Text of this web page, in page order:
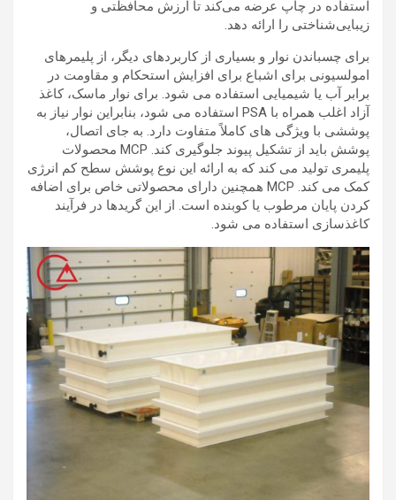
استفاده در چاپ عرضه می‌کند تا ارزش محافظتی و
زیبایی‌شناختی را ارائه دهد.
برای چسباندن نوار و بسیاری از کاربردهای دیگر، از پلیمرهای
امولسیونی برای اشباع برای افزایش استحکام و مقاومت در
برابر آب یا شیمیایی استفاده می شود. برای نوار ماسک، کاغذ
آزاد اغلب همراه با PSA استفاده می شود، بنابراین نوار نیاز به
پوششی با ویژگی های کاملاً متفاوت دارد. به جای اتصال،
پوشش باید از تشکیل پیوند جلوگیری کند. MCP محصولات
پلیمری تولید می کند که به ارائه این نوع پوشش سطح کم انرژی
کمک می کند. MCP همچنین دارای محصولاتی خاص برای اضافه
کردن پایان مرطوب یا کوبنده است. از این گریدها در فرآیند
کاغذسازی استفاده می شود.